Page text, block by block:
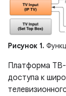
Рисунок 1.
Платформа ТВ-
доступа к